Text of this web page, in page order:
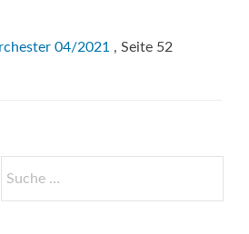
04/2021 , Seite 52
nach: